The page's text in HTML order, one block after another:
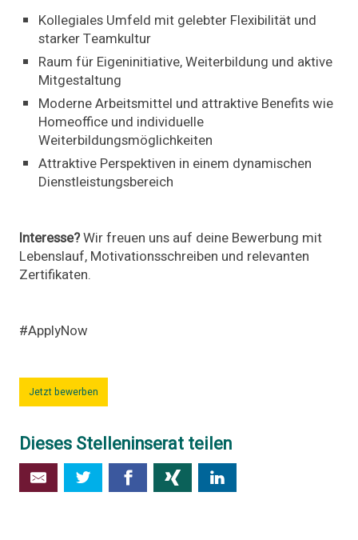
Kollegiales Umfeld mit gelebter Flexibilität und
starker Teamkultur
Raum für Eigeninitiative, Weiterbildung und aktive
Mitgestaltung
Moderne Arbeitsmittel und attraktive Benefits wie
Homeoffice und individuelle
Weiterbildungsmöglichkeiten
Attraktive Perspektiven in einem dynamischen
Dienstleistungsbereich
Interesse?Wir freuen uns auf deine Bewerbung mit
Lebenslauf, Motivationsschreiben und relevanten
Zertifikaten.
#ApplyNow
Jetzt bewerben
Dieses Stelleninserat teilen